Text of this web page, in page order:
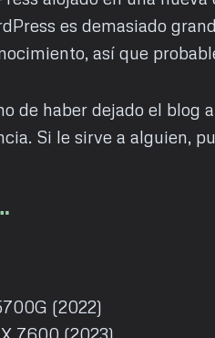
es demasiado
así que
de haber dejado el blog
Si le sirve a alguien,
(2022)